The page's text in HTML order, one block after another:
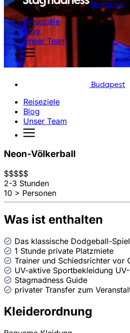
Budapest
Reiseziele
Blog
Unser Team
Budapest
Reiseziele
Blog
Unser Team
Neon-Völkerball
$$$$$
2-3 Stunden
10 > Personen
Was ist enthalten
Das klassische Dodgeball-Spiel
1 Stunde private Platzmiete
Trainer und Schiedsrichter vor
UV-aktive Sportbekleidung
Stagmadness Guide
privater Transfer zum
Kleiderordnung